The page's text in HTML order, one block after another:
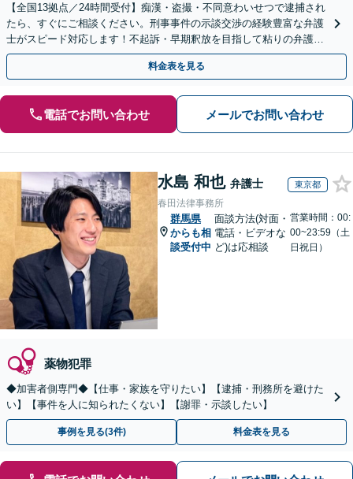
【全国13拠点／24時間受付】痴漢・盗撮・不同意わいせつで逮捕され
たら、すぐにご相談ください。刑事事件の示談交渉の経験豊富な弁護
士がスピード対応します！不起訴・早期釈放を目指して粘りの弁護活
動を行います。
料金表を見る
電話でお問い合わせ メールでお問い合わせ
水島 和也 弁護士 東京都
春田法律事務所
群馬県
からも相
談受付中
面談方法(対面・
電話・ビデオな
ど)は応相談
営業時間：00:
00~23:59（土
日祝日）
薬物犯罪
◆加害者側専門◆【仕事・家族を守りたい】【逮捕・刑務所を避けた
い】【事件を人に知られたくない】【謝罪・示談したい】
事例を見る(3件) 料金表を見る